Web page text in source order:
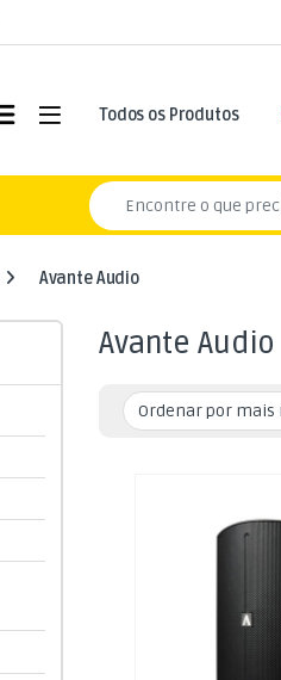
Open Todos os Produtos
Search for:
Avante Audio
Avante Audio